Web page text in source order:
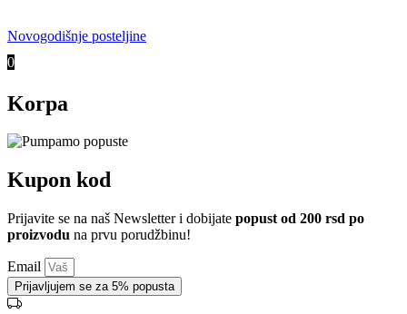
Novogodišnje posteljine
0
Korpa
Kupon kod
Prijavite se na naš Newsletter i dobijate popust od 200 rsd po
proizvodu na prvu porudžbinu!
Email
Prijavljujem se za 5% popusta